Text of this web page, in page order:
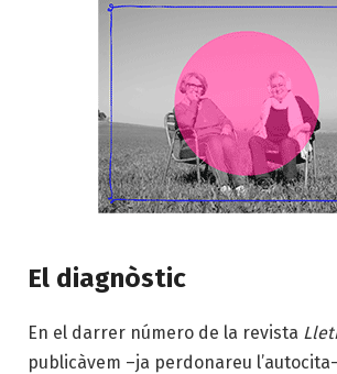
El diagnòstic
En el darrer número de la revista
publicàvem –ja perdonareu